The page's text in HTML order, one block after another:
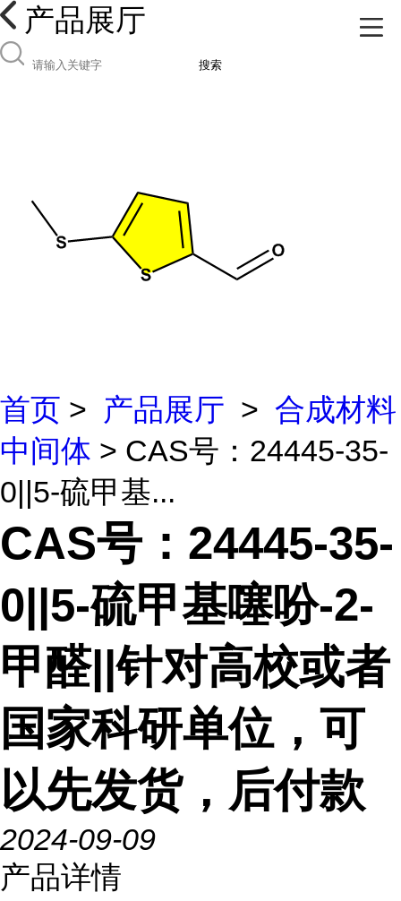
产品展厅
搜索
首页 > 产品展厅 > 合成材料
中间体 > CAS号：24445-35-
0||5-硫甲基...
CAS号：24445-35-
0||5-硫甲基噻吩-2-
甲醛||针对高校或者
国家科研单位，可
以先发货，后付款
2024-09-09
产品详情